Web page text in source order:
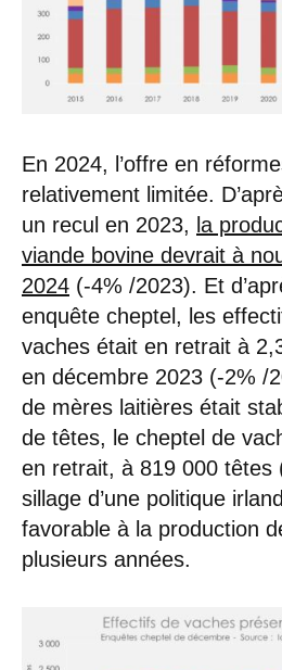
En 2024, l’offre en
relativement limitée.
un recul en 2023, la
viande bovine devrait à
2024 (-4% /2023). Et
enquête cheptel, les
vaches était en retrait à
en décembre 2023 (-2% /
de mères laitières était
de têtes, le cheptel de
en retrait, à 819 000 têtes
sillage d’une politique
favorable à la production
plusieurs années.